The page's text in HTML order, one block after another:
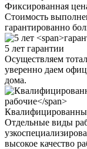
Фиксированная
Стоимость
гарантированно
5 лет гарантии
Осуществляем
уверенно даем
дома.
Отдельные виды
высокое качество